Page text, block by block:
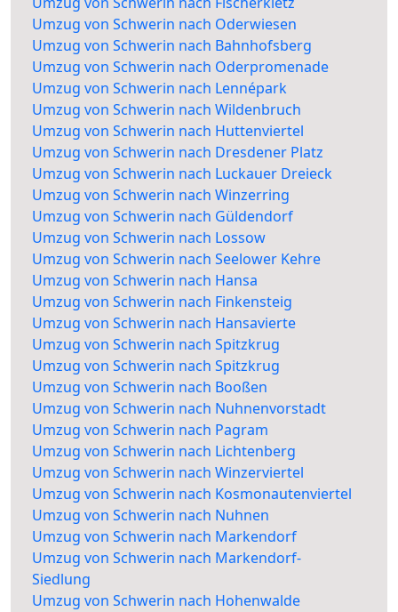
Umzug von Schwerin nach Oderwiesen
Umzug von Schwerin nach Bahnhofsberg
Umzug von Schwerin nach Oderpromenade
Umzug von Schwerin nach Lennépark
Umzug von Schwerin nach Wildenbruch
Umzug von Schwerin nach Huttenviertel
Umzug von Schwerin nach Dresdener Platz
Umzug von Schwerin nach Luckauer Dreieck
Umzug von Schwerin nach Winzerring
Umzug von Schwerin nach Güldendorf
Umzug von Schwerin nach Lossow
Umzug von Schwerin nach Seelower Kehre
Umzug von Schwerin nach Hansa
Umzug von Schwerin nach Finkensteig
Umzug von Schwerin nach Hansavierte
Umzug von Schwerin nach Spitzkrug
Umzug von Schwerin nach Spitzkrug
Umzug von Schwerin nach Booßen
Umzug von Schwerin nach Nuhnenvorstadt
Umzug von Schwerin nach Pagram
Umzug von Schwerin nach Lichtenberg
Umzug von Schwerin nach Winzerviertel
Umzug von Schwerin nach Kosmonautenviertel
Umzug von Schwerin nach Nuhnen
Umzug von Schwerin nach Markendorf
Umzug von Schwerin nach Markendorf-
Siedlung
Umzug von Schwerin nach Hohenwalde